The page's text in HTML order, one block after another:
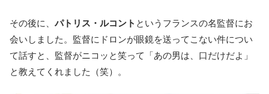
その後に、 パトリス・ルコント というフランスの名監督にお
会いしました。監督にドロンが眼鏡を送ってこない件につい
て話すと、監督がニコッと笑って「あの男は、口だけだよ」
と教えてくれました（笑）。